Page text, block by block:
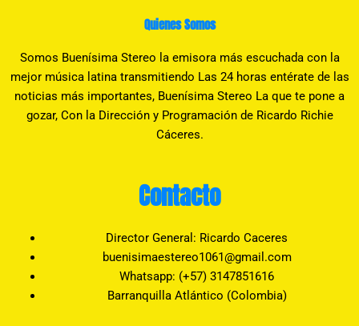
Quienes Somos
Somos Buenísima Stereo la emisora más escuchada con la
mejor música latina transmitiendo Las 24 horas entérate de las
noticias más importantes, Buenísima Stereo La que te pone a
gozar, Con la Dirección y Programación de Ricardo Richie
Cáceres.
Contacto
Director General: Ricardo Caceres
buenisimaestereo1061@gmail.com
Whatsapp: (+57) 3147851616
Barranquilla Atlántico (Colombia)